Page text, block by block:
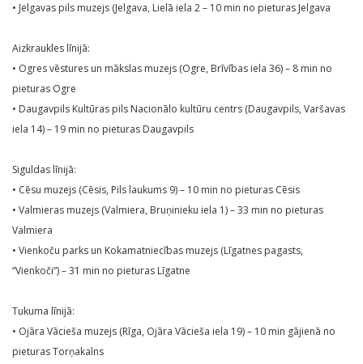
• Jelgavas pils muzejs (Jelgava, Lielā iela 2 – 10 min no pieturas Jelgava
Aizkraukles līnijā:
• Ogres vēstures un mākslas muzejs (Ogre, Brīvības iela 36) – 8 min no
pieturas Ogre
• Daugavpils Kultūras pils Nacionālo kultūru centrs (Daugavpils, Varšavas
iela 14) – 19 min no pieturas Daugavpils
Siguldas līnijā:
• Cēsu muzejs (Cēsis, Pils laukums 9) – 10 min no pieturas Cēsis
• Valmieras muzejs (Valmiera, Bruņinieku iela 1) – 33 min no pieturas
Valmiera
• Vienkoču parks un Kokamatniecības muzejs (Līgatnes pagasts,
“Vienkoči”) – 31 min no pieturas Līgatne
Tukuma līnijā:
• Ojāra Vācieša muzejs (Rīga, Ojāra Vācieša iela 19) – 10 min gājienā no
pieturas Torņakalns